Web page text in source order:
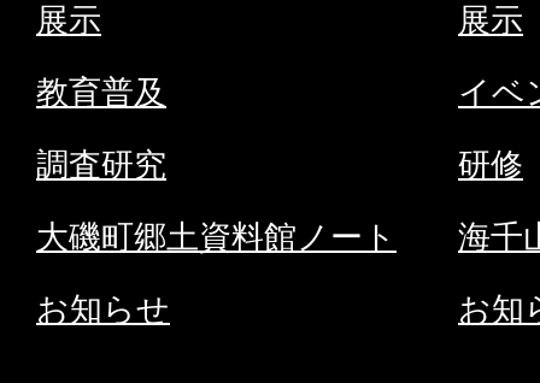
イ
ト
展示
教育普及
調査研究
大磯町郷土資料館ノート
お知らせ
展示
イベ
研修
海千
お知